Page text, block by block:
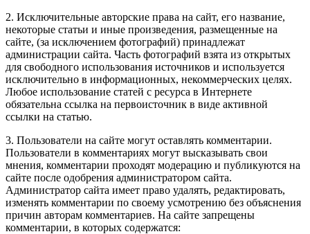
2. Исключительные авторские права на сайт, его название,
некоторые статьи и иные произведения, размещенные на
сайте, (за исключением фотографий) принадлежат
администрации сайта. Часть фотографий взята из открытых
для свободного использования источников и используется
исключительно в информационных, некоммерческих целях.
Любое использование статей с ресурса в Интернете
обязательна ссылка на первоисточник в виде активной
ссылки на статью.
3. Пользователи на сайте могут оставлять комментарии.
Пользователи в комментариях могут высказывать свои
мнения, комментарии проходят модерацию и публикуются на
сайте после одобрения администратором сайта.
Администратор сайта имеет право удалять, редактировать,
изменять комментарии по своему усмотрению без объяснения
причин авторам комментариев. На сайте запрещены
комментарии, в которых содержатся: